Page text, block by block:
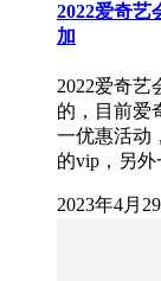
2022爱奇艺
加
2022爱奇
的，目前爱
一优惠活动
的vip，另
2023年4月